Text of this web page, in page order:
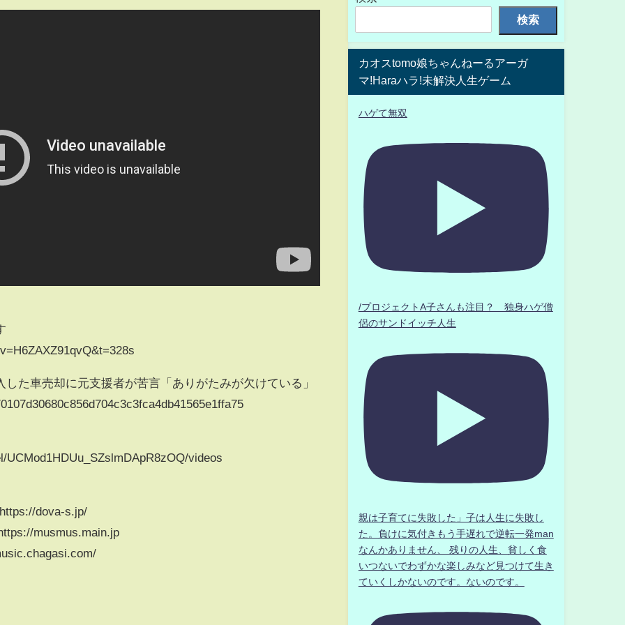
た車売却に元支援者が苦言「ありがたみが欠けている」
videos
dova-s.jp/
musmus.main.jp
検索
カオスtomo娘ちゃんねーるアーガ
マ!Haraハラ!未解決人生ゲーム
ハゲて無双
/プロジェクトA子さんも注目？ 独身ハゲ僧
侶のサンドイッチ人生
親は子育てに失敗した」子は人生に失敗し
た。負けに気付きもう手遅れで逆転一発man
なんかありません、 残りの人生、貧しく食
いつないでわずかな楽しみなど見つけて生き
ていくしかないのです。ないのです。